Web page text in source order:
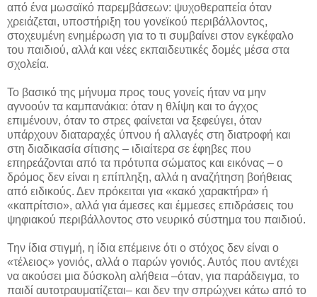
από ένα μωσαϊκό παρεμβάσεων: ψυχοθεραπεία όταν
χρειάζεται, υποστήριξη του γονεϊκού περιβάλλοντος,
στοχευμένη ενημέρωση για το τι συμβαίνει στον εγκέφαλο
του παιδιού, αλλά και νέες εκπαιδευτικές δομές μέσα στα
σχολεία.
Το βασικό της μήνυμα προς τους γονείς ήταν να μην
αγνοούν τα καμπανάκια: όταν η θλίψη και το άγχος
επιμένουν, όταν το στρες φαίνεται να ξεφεύγει, όταν
υπάρχουν διαταραχές ύπνου ή αλλαγές στη διατροφή και
στη διαδικασία σίτισης – ιδιαίτερα σε έφηβες που
επηρεάζονται από τα πρότυπα σώματος και εικόνας – ο
δρόμος δεν είναι η επίπληξη, αλλά η αναζήτηση βοήθειας
από ειδικούς. Δεν πρόκειται για «κακό χαρακτήρα» ή
«καπρίτσιο», αλλά για άμεσες και έμμεσες επιδράσεις του
ψηφιακού περιβάλλοντος στο νευρικό σύστημα του παιδιού.
Την ίδια στιγμή, η ίδια επέμεινε ότι ο στόχος δεν είναι ο
«τέλειος» γονιός, αλλά ο παρών γονιός. Αυτός που αντέχει
να ακούσει μια δύσκολη αλήθεια –όταν, για παράδειγμα, το
παιδί αυτοτραυματίζεται– και δεν την σπρώχνει κάτω από το